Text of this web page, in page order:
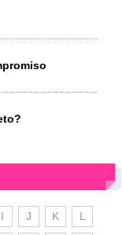
I J K L